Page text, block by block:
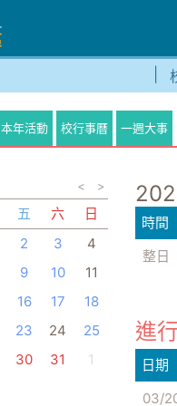
本年活動 校行事曆 一週大事
< >
五 六
日
2 3
4
9 10
11
16 17
18
23 24
25
30 31 1
時間
整日
進
日期
03/